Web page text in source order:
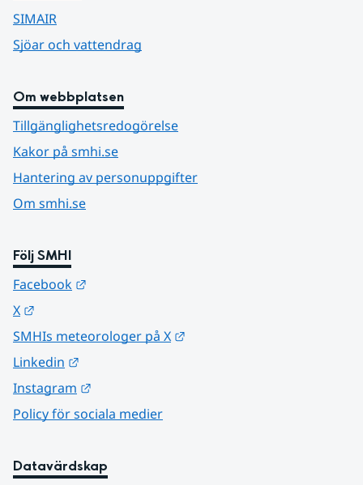
SIMAIR
Sjöar och vattendrag
Om webbplatsen
Tillgänglighetsredogörelse
Kakor på smhi.se
Hantering av personuppgifter
Om smhi.se
Följ SMHI
Facebook
X
SMHIs meteorologer på X
Linkedin
Instagram
Policy för sociala medier
Datavärdskap